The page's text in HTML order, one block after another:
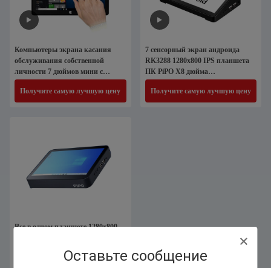
Оставьте сообщение
Компьютеры экрана касания
обслуживания собственной
личности 7 дюймов мини с
дисплеем 1280x800 IPS
Получите самую лучшую цену
7 сенсорный экран андроида
RK3288 1280x800 IPS планшета
ПК PiPO X8 дюйма
промышленный мини
Получите самую лучшую цену
Все в одном планшете 1280x800
емкостным касанием 5